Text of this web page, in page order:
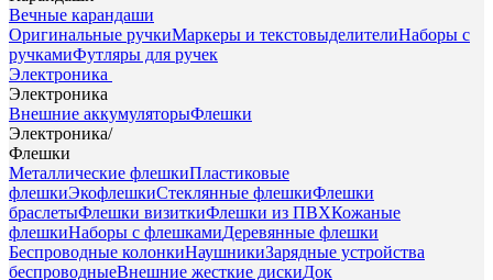
Вечные карандаши
Оригинальные ручкиМаркеры и текстовыделителиНаборы с
ручкамиФутляры для ручек
Электроника
Электроника
Внешние аккумуляторыФлешки
Электроника/
Флешки
Металлические флешкиПластиковые
флешкиЭкофлешкиСтеклянные флешкиФлешки
браслетыФлешки визиткиФлешки из ПВХКожаные
флешкиНаборы с флешкамиДеревянные флешки
Беспроводные колонкиНаушникиЗарядные устройства
беспроводныеВнешние жесткие дискиДок